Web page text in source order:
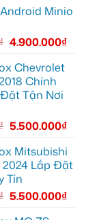
Minio
4.900.000₫
Chevrolet
Chính
Tận Nơi
5.500.000₫
Mitsubishi
Lắp Đặt
Tín
5.500.000₫